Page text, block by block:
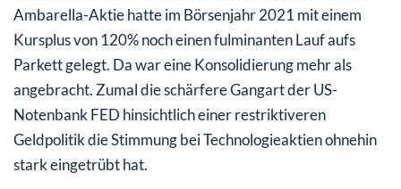
Ambarella-Aktie hatte im Börsenjahr 2021 mit einem
Kursplus von 120% noch einen fulminanten Lauf aufs
Parkett gelegt. Da war eine Konsolidierung mehr als
angebracht. Zumal die schärfere Gangart der US-
Notenbank FED hinsichtlich einer restriktiveren
Geldpolitik die Stimmung bei Technologieaktien ohnehin
stark eingetrübt hat.